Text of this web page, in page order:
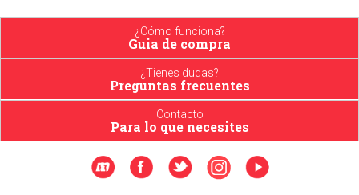
¿Cómo funciona?
Guia de compra
¿Tienes dudas?
Preguntas frecuentes
Contacto
Para lo que necesites